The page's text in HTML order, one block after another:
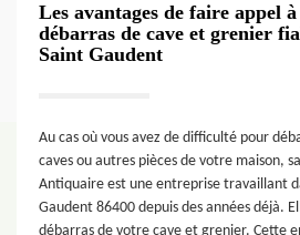
Les avantages de faire appel
débarras de cave et grenier
Saint Gaudent
Au cas où vous avez de difficulté pour
caves ou autres pièces de votre maison,
Antiquaire est une entreprise travaillant
Gaudent 86400 depuis des années déjà.
débarras de votre cave et grenier. Cette